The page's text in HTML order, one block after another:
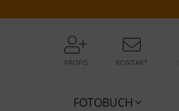
PROFIS KONTAKT
FOTOBUCH